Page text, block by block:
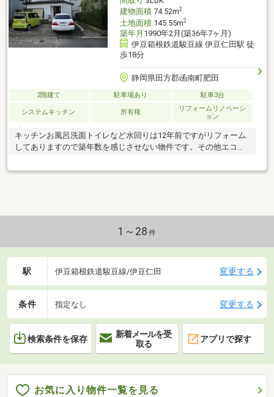
建物面積74.52m2
土地面積145.55m2
築年月 1990年2月(築36年7ヶ月)
伊豆箱根鉄道駿豆線 伊豆仁田駅 徒
歩18分
静岡県田方郡函南町肥田
2階建て 駐車場あり 駐車3台
システムキッチン 所有権
リフォームリノベーシ
ョン
キッチンお風呂洗面トイレなど水回りは12年前ですがリフォーム
してありますので築年数を感じさせない物件です。その他エコカ
1～28 件
駅 伊豆箱根鉄道駿豆線/伊豆仁田 変更する
条件 指定なし 変更する
検索条件を保存
新着メールを受
取る
アプリで探す
お気に入り物件一覧を見る